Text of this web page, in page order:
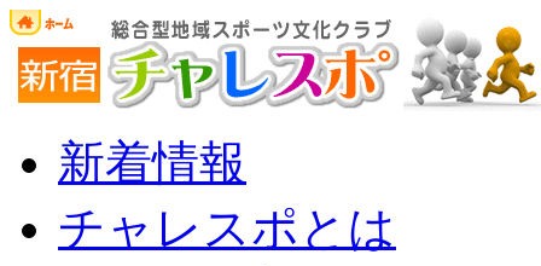
新着情報
チャレスポとは